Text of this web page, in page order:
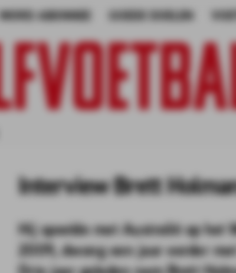
WORD ABONNEE GOEDE DOELEN
Interview Brett
Hij speelde met Australië op het
2009, dwong een jaar eerder